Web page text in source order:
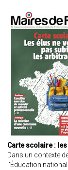
Carte scolaire :
Dans un contexte
l'Éducation